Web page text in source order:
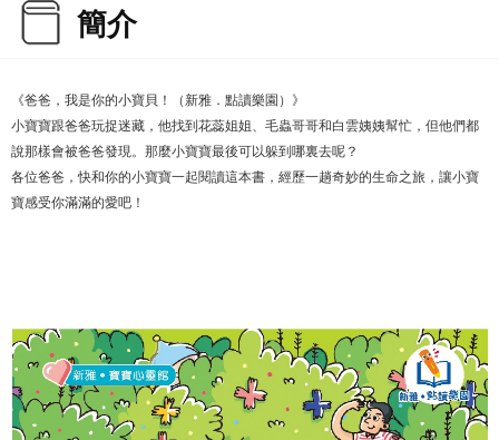
簡介
《爸爸，我是你的小寶貝！（新雅．點讀樂園）》
小寶寶跟爸爸玩捉迷藏，他找到花蕊姐姐、毛蟲哥哥和白雲姨姨幫忙，但他們都
說那樣會被爸爸發現。那麼小寶寶最後可以躲到哪裏去呢？
各位爸爸，快和你的小寶寶一起閱讀這本書，經歷一趟奇妙的生命之旅，讓小寶
寶感受你滿滿的愛吧！